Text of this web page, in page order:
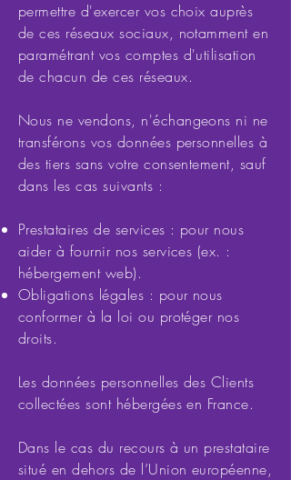
permettre d'exercer vos choix auprès
de ces réseaux sociaux, notamment en
paramétrant vos comptes d'utilisation
de chacun de ces réseaux.
Nous ne vendons, n'échangeons ni ne
transférons vos données personnelles à
des tiers sans votre consentement, sauf
dans les cas suivants :
Prestataires de services : pour nous
aider à fournir nos services (ex. :
hébergement web).
Obligations légales : pour nous
conformer à la loi ou protéger nos
droits.
Les données personnelles des Clients
collectées sont hébergées en France.
Dans le cas du recours à un prestataire
situé en dehors de l’Union européenne,